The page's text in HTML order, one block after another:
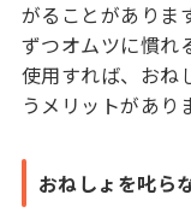
がることがありま
ずつオムツに慣れ
使用すれば、おね
うメリットがあり
おねしょを叱ら